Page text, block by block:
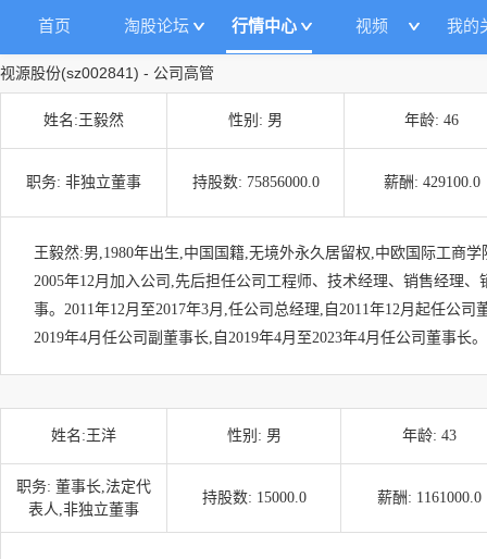
首页 淘股论坛 行情中心 视频 我的
视源股份(sz002841) - 公司高管
姓名: 王毅然 性别: 男 年龄: 46
职务: 非独立董事 持股数: 75856000.0 薪酬: 429100.0
王毅然:男,1980年出生,中国国籍,无境外永久居留权,中欧国际工商
2005年12月加入公司,先后担任公司工程师、技术经理、销售经理、
事。2011年12月至2017年3月,任公司总经理,自2011年12月起任公司
2019年4月任公司副董事长,自2019年4月至2023年4月任公司董事长。
姓名: 王洋 性别: 男 年龄: 43
职务: 董事长,法定代
表人,非独立董事
持股数: 15000.0 薪酬: 1161000.0